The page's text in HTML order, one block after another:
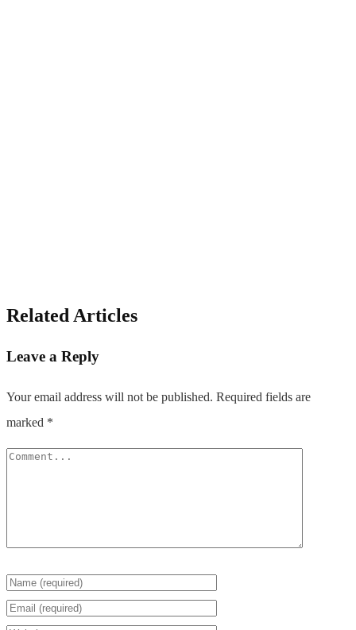
Related Articles
Leave a Reply
Your email address will not be published. Required fields are
marked *